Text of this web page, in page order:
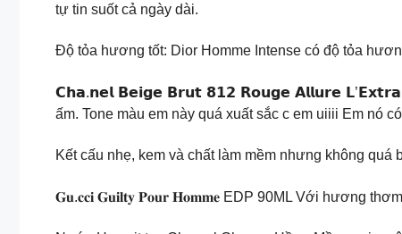
tự tin suốt cả ngày dài.
Độ tỏa hương tốt: Dior Homme Intense có độ tỏa
𝗖𝗵𝗮.𝗻𝗲𝗹 𝗕𝗲𝗶𝗴𝗲 𝗕𝗿𝘂𝘁 𝟴𝟭𝟮 𝗥𝗼𝘂𝗴𝗲 𝗔𝗹𝗹𝘂𝗿𝗲
ấm. Tone màu em này quá xuất sắc c em uiiii Em nó
Kết cấu nhẹ, kem và chất làm mềm nhưng không quá
𝐆𝐮.𝐜𝐜𝐢 𝐆𝐮𝐢𝐥𝐭𝐲 𝐏𝐨𝐮𝐫 𝐇𝐨𝐦𝐦𝐞 EDP 90ML Với hương